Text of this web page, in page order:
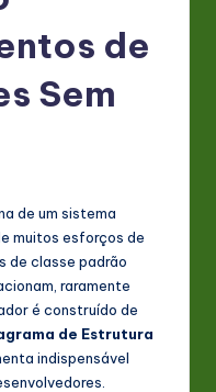
de
Sem
de um sistema
muitos esforços de
de classe padrão
raramente
é construído de
de Estrutura
indispensável